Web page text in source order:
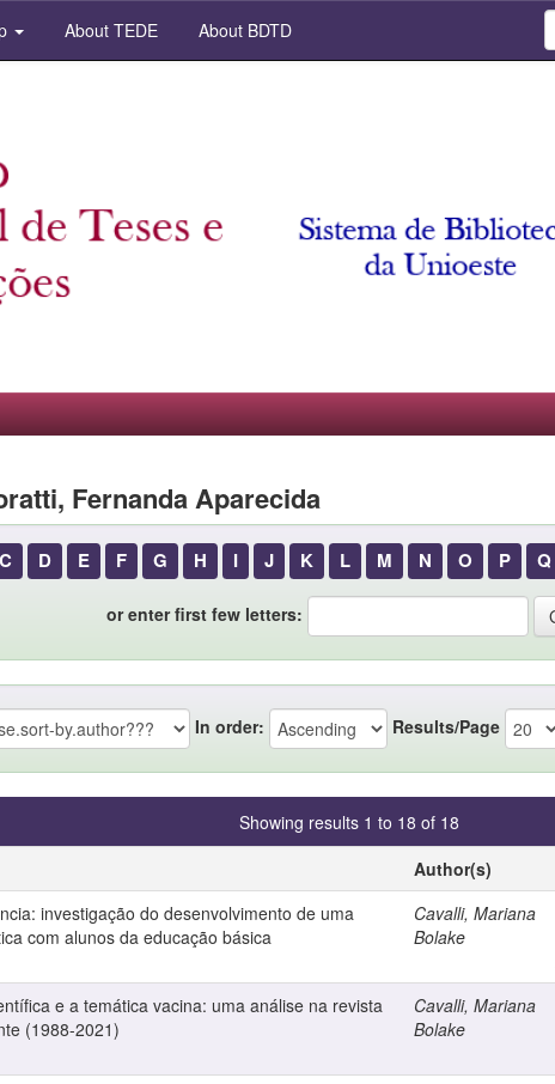
About TEDE About BDTD
Fernanda Aparecida
C D E F G H I J K L M N O P Q
or enter first few letters:
In order: Results/Page
Showing results 1 to 18 of 18
Author(s)
investigação do desenvolvimento de uma
com alunos da educação básica
Cavalli, Mariana
Bolake
e a temática vacina: uma análise na revista
(1988-2021)
Cavalli, Mariana
Bolake